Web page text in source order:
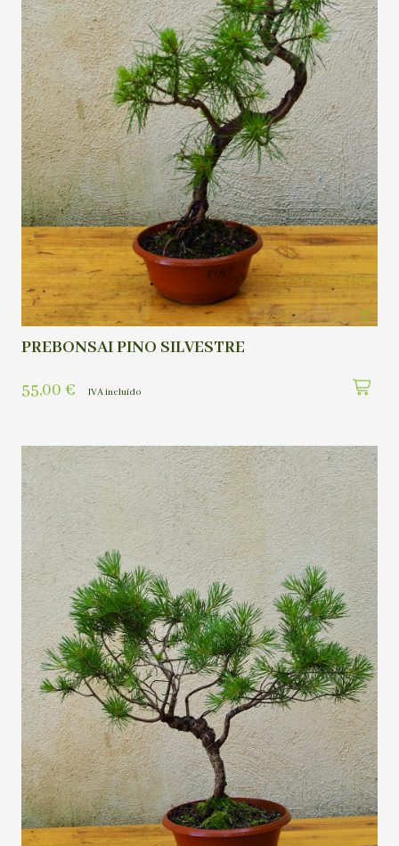
PREBONSAI PINO SILVESTRE
55,00 € IVA incluído